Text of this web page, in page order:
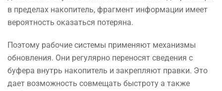
в пределах накопитель, фрагмент информации имеет
вероятность оказаться потеряна.
Поэтому рабочие системы применяют механизмы
обновления. Они регулярно переносят сведения с
буфера внутрь накопитель и закрепляют правки. Это
дает возможность совмещать быстроту а также